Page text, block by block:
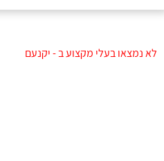
לא נמצאו בעלי מקצוע ב - יקנעם